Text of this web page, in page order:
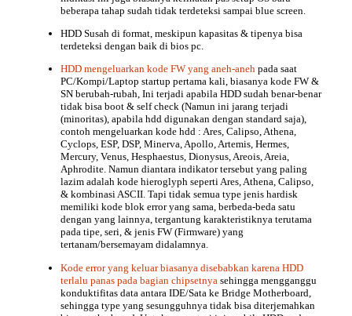
beberapa tahap sudah tidak terdeteksi sampai blue screen.
HDD Susah di format, meskipun kapasitas & tipenya bisa
terdeteksi dengan baik di bios pc.
HDD mengeluarkan kode FW yang aneh-aneh pada saat
PC/Kompi/Laptop startup pertama kali, biasanya kode FW &
SN berubah-rubah, Ini terjadi apabila HDD sudah benar-benar
tidak bisa boot & self check (Namun ini jarang terjadi
(minoritas), apabila hdd digunakan dengan standard saja),
contoh mengeluarkan kode hdd : Ares, Calipso, Athena,
Cyclops, ESP, DSP, Minerva, Apollo, Artemis, Hermes,
Mercury, Venus, Hesphaestus, Dionysus, Areois, Areia,
Aphrodite. Namun diantara indikator tersebut yang paling
lazim adalah kode hieroglyph seperti Ares, Athena, Calipso,
& kombinasi ASCII. Tapi tidak semua type jenis hardisk
memiliki kode blok error yang sama, berbeda-beda satu
dengan yang lainnya, tergantung karakteristiknya terutama
pada tipe, seri, & jenis FW (Firmware) yang
tertanam/bersemayam didalamnya.
Kode error yang keluar biasanya disebabkan karena HDD
terlalu panas pada bagian chipsetnya sehingga mengganggu
konduktifitas data antara IDE/Sata ke Bridge Motherboard,
sehingga type yang sesungguhnya tidak bisa diterjemahkan